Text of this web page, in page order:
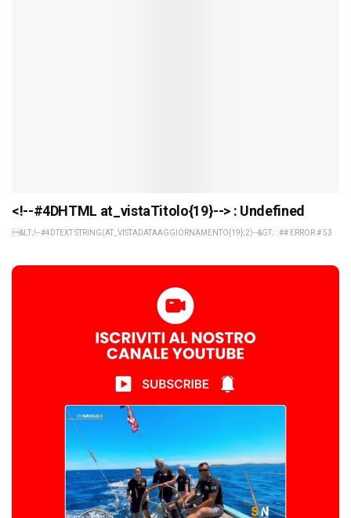
<!--#4DHTML at_vistaTitolo{19}--> : Undefined
&LT;!--#4DTEXT STRING(AT_VISTADATAAGGIORNAMENTO{19};2)--&GT; : ## ERROR # 53